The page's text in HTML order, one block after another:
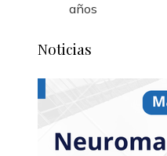
años
Noticias